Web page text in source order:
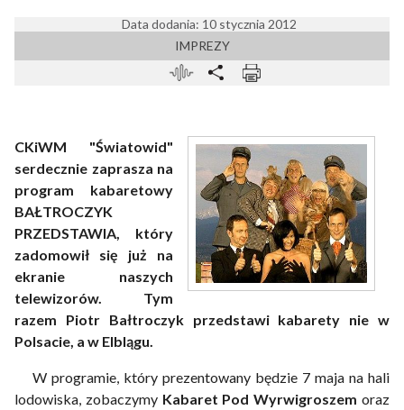
Data dodania: 10 stycznia 2012
IMPREZY
CKiWM "Światowid"
serdecznie zaprasza na
program kabaretowy
BAŁTROCZYK
PRZEDSTAWIA, który
zadomowił się już na
ekranie naszych
telewizorów. Tym
razem Piotr Bałtroczyk przedstawi kabarety nie w
Polsacie, a w Elblągu.
W programie, który prezentowany będzie 7 maja na hali
lodowiska, zobaczymyKabaret Pod Wyrwigroszemoraz